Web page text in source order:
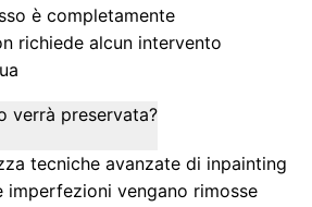
è completamente
richiede alcun intervento
verrà preservata?
tecniche avanzate di inpainting
imperfezioni vengano rimosse